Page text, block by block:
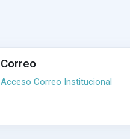
Correo
Acceso Correo Institucional